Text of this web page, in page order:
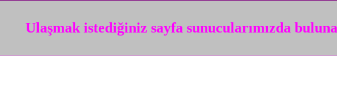
Ulaşmak istediğiniz sayfa sunucularımızda